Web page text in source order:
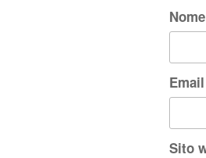
Nome
Email
Sito